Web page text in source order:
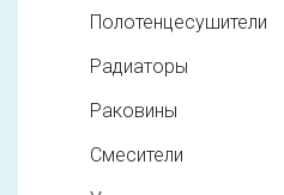
Полотенцесушители
Радиаторы
Раковины
Смесители